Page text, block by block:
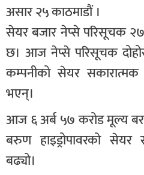
असार २५ काठमाडौं ।
सेयर बजार नेप्से परिसूचक
छ। आज नेप्से परिसूचक
कम्पनीको सेयर सकारात्मक
भएन्।
आज ६ अर्ब ५७ करोड मूल्य
बरुण हाइड्रोपावरको सेयर
बढ्यो।